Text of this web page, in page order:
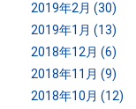
2019年2月 (30)
2019年1月 (13)
2018年12月 (6)
2018年11月 (9)
2018年10月 (12)